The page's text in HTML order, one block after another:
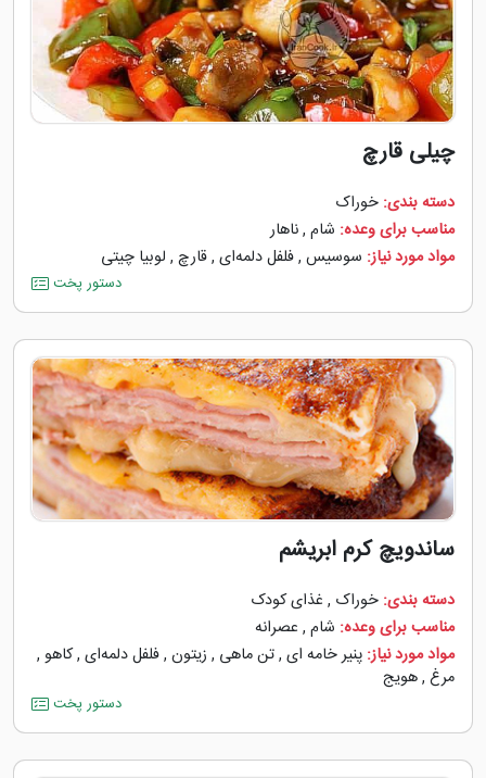
چیلی قارچ
دسته بندی: خوراک
مناسب برای وعده: شام ,ناهار
مواد مورد نیاز: سوسیس ,فلفل دلمه‌‌ای ,قارچ , لوبیا چیتی
دستور پخت
ساندویچ کرم ابریشم
دسته بندی: خوراک , غذای کودک
مناسب برای وعده: شام , عصرانه
مواد مورد نیاز: پنیر خامه ای ,تن ماهی , زیتون ,فلفل دلمه‌‌ای ,کاهو ,
مرغ ,هویج
دستور پخت